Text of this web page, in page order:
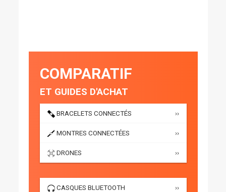
COMPARATIF
ET GUIDES D'ACHAT
BRACELETS CONNECTÉS ››
MONTRES CONNECTÉES ››
DRONES ››
CASQUES BLUETOOTH ››